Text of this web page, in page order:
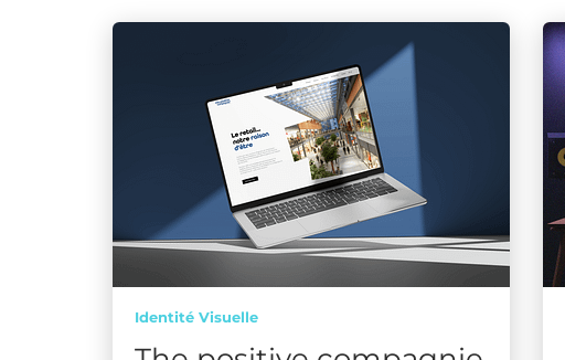
Identité Visuelle